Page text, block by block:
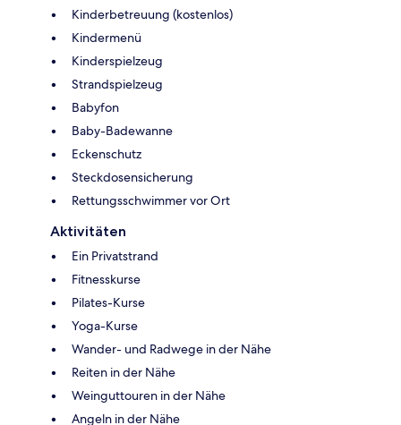
Kinderbetreuung (kostenlos)
Kindermenü
Kinderspielzeug
Strandspielzeug
Babyfon
Baby-Badewanne
Eckenschutz
Steckdosensicherung
Rettungsschwimmer vor Ort
Aktivitäten
Ein Privatstrand
Fitnesskurse
Pilates-Kurse
Yoga-Kurse
Wander- und Radwege in der Nähe
Reiten in der Nähe
Weinguttouren in der Nähe
Angeln in der Nähe